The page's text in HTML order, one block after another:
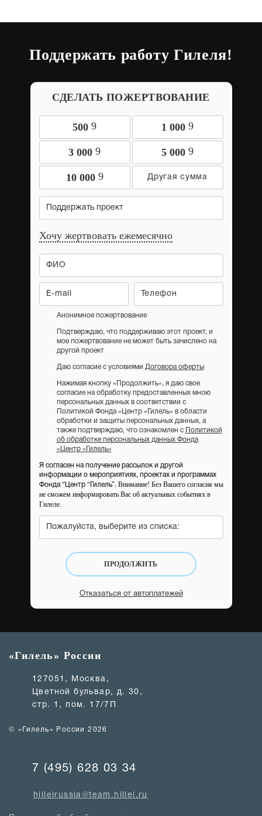
Поддержать работу Гилеля!
СДЕЛАТЬ ПОЖЕРТВОВАНИЕ
500 9 1 000 9
3 000 9 5 000 9
10 000 9
Поддержать проект
Хочу жертвовать ежемесячно
Анонимное пожертвование
Подтверждаю, что поддерживаю этот проект, и
мое пожертвование не может быть зачислено на
другой проект
Даю согласие с условиями Договора оферты
Нажимая кнопку «Продолжить», я даю свое
согласие на обработку предоставленных мною
персональных данных в соответствии с
Политикой Фонда «Центр «Гилель» в области
обработки и защиты персональных данных, а
также подтверждаю, что ознакомлен с
Политикой
об обработке персональных данных Фонда
«Центр «Гилель»
Я согласен на получение рассылок и другой
информации о мероприятиях, проектах и программах
Фонда “Центр “Гилель”. Внимание! Без Вашего согласия мы
не сможем информировать Вас об актуальных событиях в
Гилеле.
Пожалуйста, выберите из списка:
ПРОДОЛЖИТЬ
Отказаться от автоплатежей
«Гилель» России
127051, Москва,
Цветной бульвар, д. 30,
стр. 1, пом. 17/7П
© «Гилель» России 2026
7 (495) 628 03 34
hillelrussia@team.hillel.ru